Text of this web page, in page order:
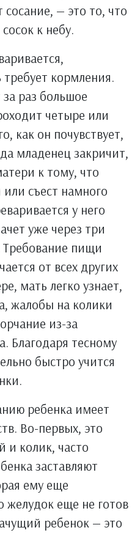
— это то, что
к небу.
кормления.
раз большое
четыре или
как он почувствует,
младенец закричит,
к тому, что
съест намного
у него
уже через три
пищи
от всех других
мать легко узнает,
жалобы на колики
из-за
Благодаря тесному
быстро учится
ребенка имеет
Во-первых, это
и колик, часто
заставляют
ему еще
желудок еще не готов
ребенок — это